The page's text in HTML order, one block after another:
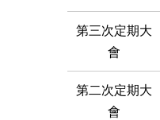
第三次定期大
會
第二次定期大
會